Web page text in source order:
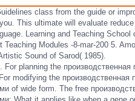
class from the guide or
This ultimate will evaluate
Learning and Teaching
Teaching Modules -8-mar-200 5.
Sound of Sarod( 1985).
planning the
modifying the
of wide form. The free